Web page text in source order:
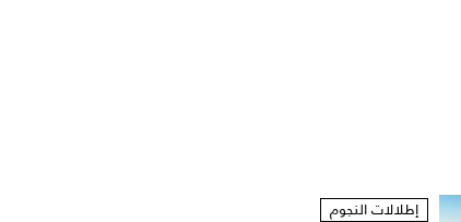
إطلالات النجوم